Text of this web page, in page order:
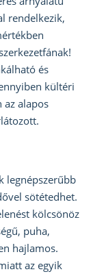
rendelkezik,
és
kültéri
az alapos
legnépszerűbb
sötétedhet.
kölcsönöz
puha,
hajlamos.
az egyik